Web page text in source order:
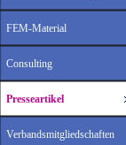
FEM-Material
Consulting
Presseartikel
Verbandsmitgliedschaften